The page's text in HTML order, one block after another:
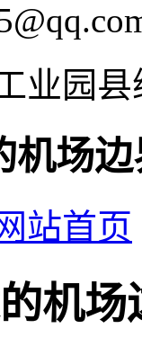
业园县
机场
站首页
机场